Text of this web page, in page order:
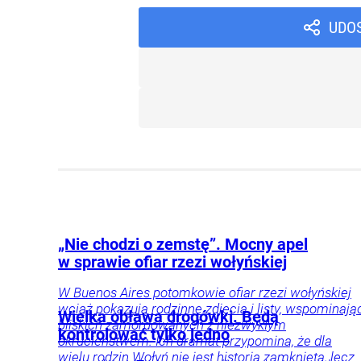
„Nie chodzi o zemstę”. Mocny apel
w sprawie ofiar rzezi wołyńskiej
W Buenos Aires potomkowie ofiar rzezi wołyńskiej
wciąż pokazują rodzinne zdjęcia i listy,
bliskich zamordowanych z niezwykłym
okrucieństwem. Ich dramat przypomina, że dla
wielu rodzin Wołyń nie jest historią zamkniętą, lecz
Wielka obława drogówki. Będą
kontrolować tylko jedno